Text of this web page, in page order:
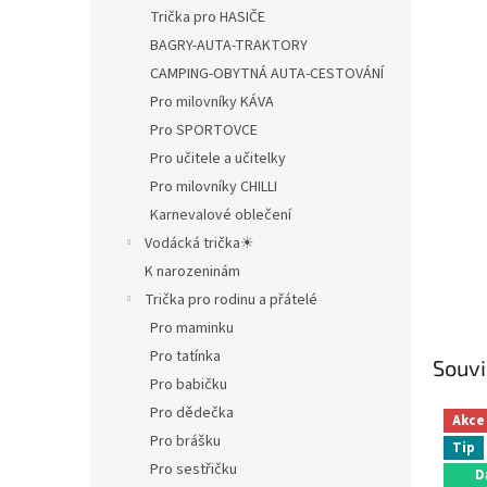
Trička pro HASIČE
BAGRY-AUTA-TRAKTORY
CAMPING-OBYTNÁ AUTA-CESTOVÁNÍ
Pro milovníky KÁVA
Pro SPORTOVCE
Pro učitele a učitelky
Pro milovníky CHILLI
Karnevalové oblečení
Vodácká trička☀
K narozeninám
Trička pro rodinu a přátelé
Pro maminku
Pro tatínka
Pro babičku
Pro dědečka
Pro brášku
Pro sestřičku
Akce
Tip